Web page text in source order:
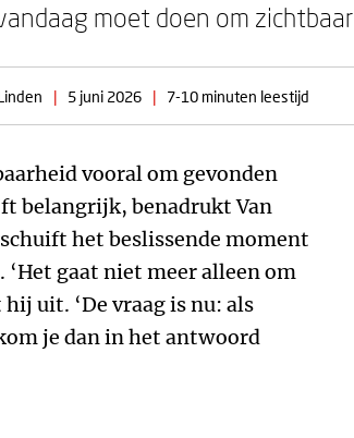
moet doen om
| 5 juni 2026 | 7-10 minuten leestijd
vooral om gevonden
belangrijk, benadrukt Van
het beslissende moment
gaat niet meer alleen om
uit. ‘De vraag is nu: als
je dan in het antwoord